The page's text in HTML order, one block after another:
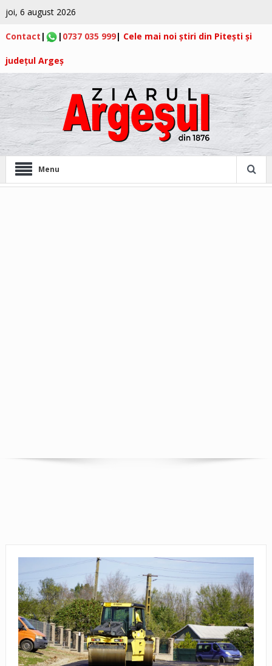
joi, 6 august 2026
Contact | | 0737 035 999| Cele mai noi știri din Pitești și
județul Argeș
Menu